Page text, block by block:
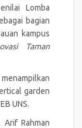
Lomba
bagian
kampus
Taman
garden
UNS.
Arif Rahman